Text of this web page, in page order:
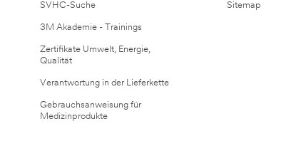
SVHC-Suche
3M Akademie - Trainings
Zertifikate Umwelt, Energie,
Qualität
Verantwortung in der Lieferkette
Gebrauchsanweisung für
Medizinprodukte
Sitemap